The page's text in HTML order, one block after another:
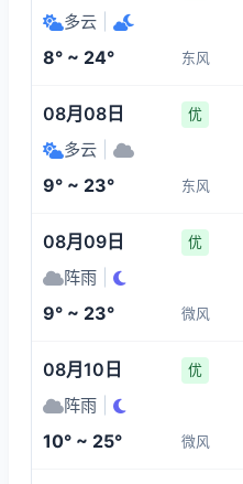
1-3
20:00
18°
1-3
14:00
23°
1-3
00:00
12°
01:00
多云
8° ~ 24° 东风
08月08日 优
多云
9° ~ 23° 东风
08月09日 优
阵雨
9° ~ 23° 微风
08月10日 优
阵雨
10° ~ 25° 微风